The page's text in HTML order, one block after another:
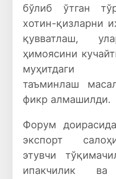
бўлиб ўтган
хотин-қизларни
қувватлаш,
ҳимоясини
муҳитдаги
таъминлаш
фикр алмашилди.
Форум
экспорт
этувчи
ипакчилик ва